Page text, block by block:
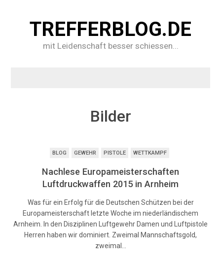
TREFFERBLOG.DE
mit Leidenschaft besser schiessen...
Bilder
BLOG GEWEHR PISTOLE WETTKAMPF
Nachlese Europameisterschaften
Luftdruckwaffen 2015 in Arnheim
Was für ein Erfolg für die Deutschen Schützen bei der
Europameisterschaft letzte Woche im niederländischem
Arnheim. In den Disziplinen Luftgewehr Damen und Luftpistole
Herren haben wir dominiert. Zweimal Mannschaftsgold,
zweimal…